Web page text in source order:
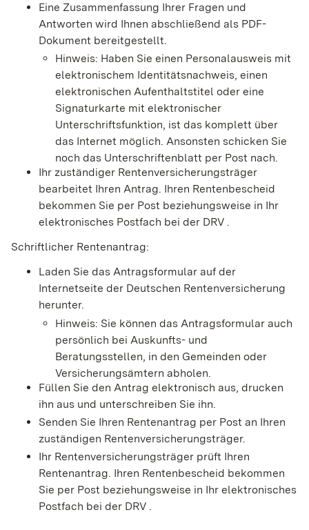
Eine Zusammenfassung Ihrer Fragen und
Antworten wird Ihnen abschließend als PDF-
Dokument bereitgestellt.
Hinweis: Haben Sie einen Personalausweis mit
elektronischem Identitätsnachweis, einen
elektronischen Aufenthaltstitel oder eine
Signaturkarte mit elektronischer
Unterschriftsfunktion, ist das komplett über
das Internet möglich. Ansonsten schicken Sie
noch das Unterschriftenblatt per Post nach.
Ihr zuständiger Rentenversicherungsträger
bearbeitet Ihren Antrag. Ihren Rentenbescheid
bekommen Sie per Post beziehungsweise in Ihr
elektronisches Postfach bei der DRV .
Schriftlicher Rentenantrag:
Laden Sie das Antragsformular auf der
Internetseite der Deutschen Rentenversicherung
herunter.
Hinweis: Sie können das Antragsformular auch
persönlich bei Auskunfts-­ und
Beratungsstellen, in den Gemeinden oder
Versicherungsämtern abholen.
Füllen Sie den Antrag elektronisch aus, drucken
ihn aus und unterschreiben Sie ihn.
Senden Sie Ihren Rentenantrag per Post an Ihren
zuständigen Rentenversicherungsträger.
Ihr Rentenversicherungsträger prüft Ihren
Rentenantrag. Ihren Rentenbescheid bekommen
Sie per Post beziehungsweise in Ihr elektronisches
Postfach bei der DRV .